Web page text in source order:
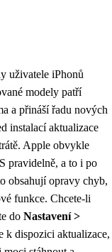
uživatele iPhonů
modely patří
a přináší řadu nových
instalací aktualizace
Apple obvykle
pravidelně, a to i po
obsahují opravy chyb,
funkce. Chcete-li
do Nastavení >
k dispozici aktualizace,